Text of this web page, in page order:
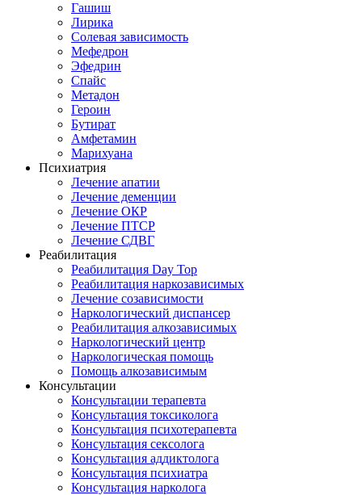
Гашиш
Лирика
Солевая зависимость
Мефедрон
Эфедрин
Спайс
Метадон
Героин
Бутират
Амфетамин
Марихуана
Психиатрия
Лечение апатии
Лечение деменции
Лечение ОКР
Лечение ПТСР
Лечение СДВГ
Реабилитация
Реабилитация Day Top
Реабилитация наркозависимых
Лечение созависимости
Наркологический диспансер
Реабилитация алкозависимых
Наркологический центр
Наркологическая помощь
Помощь алкозависимым
Консультации
Консультации терапевта
Консультация токсиколога
Консультация психотерапевта
Консультация сексолога
Консультация аддиктолога
Консультация психиатра
Консультация нарколога